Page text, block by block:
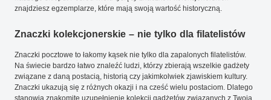
znajdziesz egzemplarze, które mają swoją wartość historyczną.
Znaczki kolekcjonerskie – nie tylko dla filatelistów
Znaczki pocztowe to łakomy kąsek nie tylko dla zapalonych filatelistów.
Na świecie bardzo łatwo znaleźć ludzi, którzy zbierają wszelkie gadżety
związane z daną postacią, historią czy jakimkolwiek zjawiskiem kultury.
Znaczki ukazują się z różnych okazji i na cześć wielu postaciom. Dlatego
stanowią znakomite uzupełnienie kolekcji gadżetów związanych z Twoją